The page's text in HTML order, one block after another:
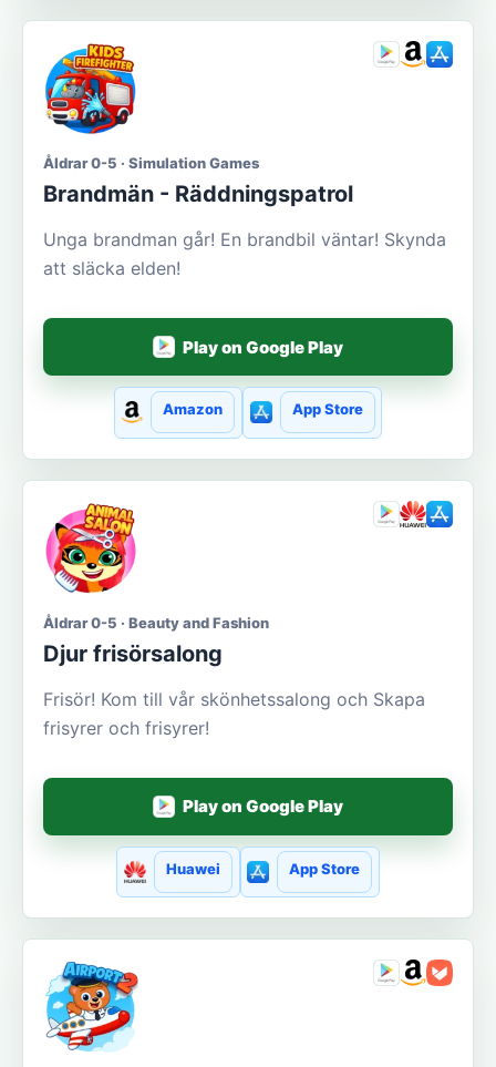
Åldrar 0-5 · Simulation Games
Brandmän - Räddningspatrol
Unga brandman går! En brandbil väntar! Skynda
att släcka elden!
Play on Google Play
Amazon App Store
Åldrar 0-5 · Beauty and Fashion
Djur frisörsalong
Frisör! Kom till vår skönhetssalong och Skapa
frisyrer och frisyrer!
Play on Google Play
Huawei App Store